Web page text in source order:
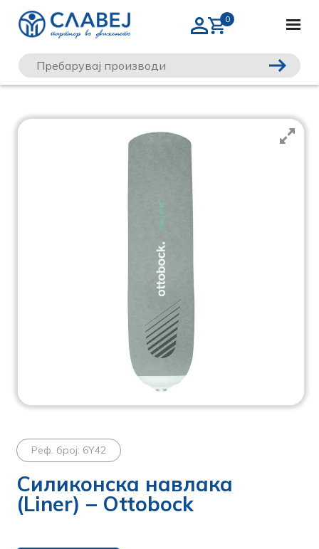
Реф. број: 6Y42
Силиконска навлака
(Liner) – Ottobock